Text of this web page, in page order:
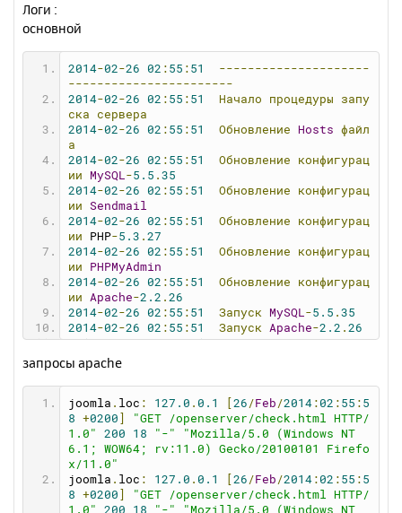
Логи :
основной
2014-02-26 02 : 55 : 51
---------------------
-----------------------
2014-02-26 02 : 55 : 51 Начало процедуры
запу
ска
сервера
2014-02-26 02 : 55 : 51 Обновление Hosts файл
а
2014-02-26 02 : 55 : 51 Обновление
конфигурац
ии
MySQL-5.5 . 35
2014-02-26 02 : 55 : 51 Обновление
конфигурац
ии Sendmail
2014-02-26 02 : 55 : 51 Обновление
конфигурац
ии PHP-5.3 . 27
2014-02-26 02 : 55 : 51 Обновление
конфигурац
ии
PHPMyAdmin
2014-02-26 02 : 55 : 51 Обновление
конфигурац
ии Apache-2.2 . 26
2014-02-26 02 : 55 : 51 Запуск MySQL-5.5 . 35
2014-02-26 02 : 55 : 51 Запуск Apache-2.2 . 26
2014-02-26 02:55:51 Проверка состояния се
рвера
2014
MySQL-5.5.35
2014-02 -26 02 :56 : 07 Сбой
запуска!
2014-02 26 02 56:07
---------------------
-----------------------
2014
02-26 02: 56 : 07 Начало процедуры
оста
новки
сервера
2014-02 -26 02 :56 : 07 Остановка системных
м
одулей
запросы apache
joomla . loc : 127.0 . 0.1 26 /Feb /2014 : 02 : 55 : 5
8 +0200
"GET /openserver/check.html HTTP/
1.0"
200 18 "-"
"Mozilla/5.0 (Windows NT
6.1; WOW64; rv:11.0) Gecko/20100101 Firefo
x/11.0"
joomla . loc : 127.0 . 0.1 26 /Feb /2014 : 02 : 55 : 5
8 +0200
"GET /openserver/check.html HTTP/
1.0"
200 18 "-"
"Mozilla/5.0 (Windows NT